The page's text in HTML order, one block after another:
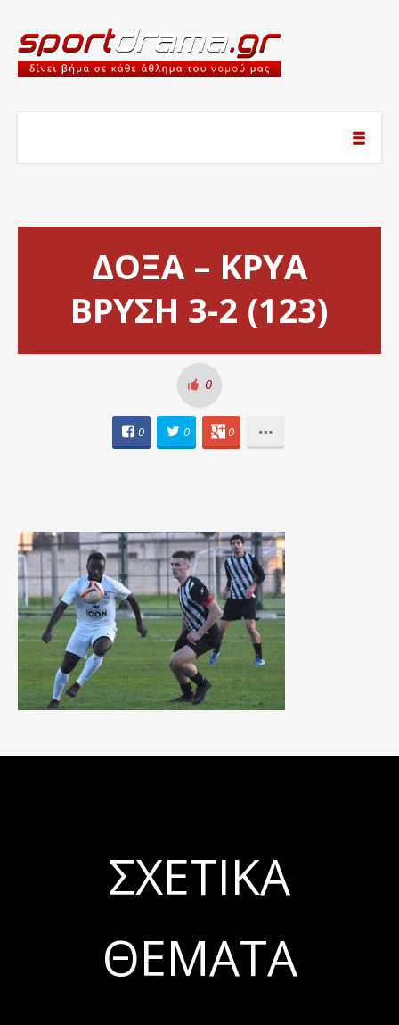
ΔΟΞΑ – ΚΡΥΑ
ΒΡΥΣΗ 3-2 (123)
0
0 0 0
ΣΧΕΤΙΚΆ
ΘΈΜΑΤΑ